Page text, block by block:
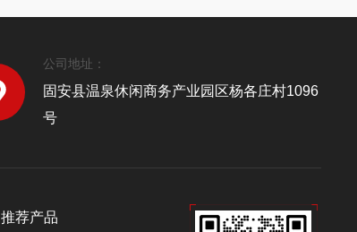
公司地址：
固安县温泉休闲商务产业园区杨各庄村1096
号
推荐产品